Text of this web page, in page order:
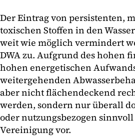
Der Eintrag von persistenten,
toxischen Stoffen in den
weit wie möglich vermindert
DWA zu. Aufgrund des hohen
hohen energetischen
weitergehenden
aber nicht flächendeckend
werden, sondern nur überall
oder nutzungsbezogen
Vereinigung vor.